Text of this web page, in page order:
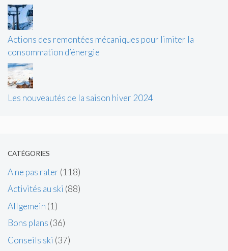
Actions des remontées mécaniques pour limiter la
consommation d’énergie
Les nouveautés de la saison hiver 2024
CATÉGORIES
A ne pas rater (118)
Activités au ski (88)
Allgemein (1)
Bons plans (36)
Conseils ski (37)